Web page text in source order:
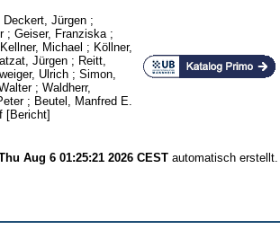
Deckert, Jürgen ;
; Geiser, Franziska ;
Kellner, Michael ; Köllner,
Jürgen ; Reitt,
Ulrich ; Simon,
; Waldherr,
; Beutel, Manfred E.
[Bericht]
Aug 6 01:25:21 2026 CEST automatisch erstellt.